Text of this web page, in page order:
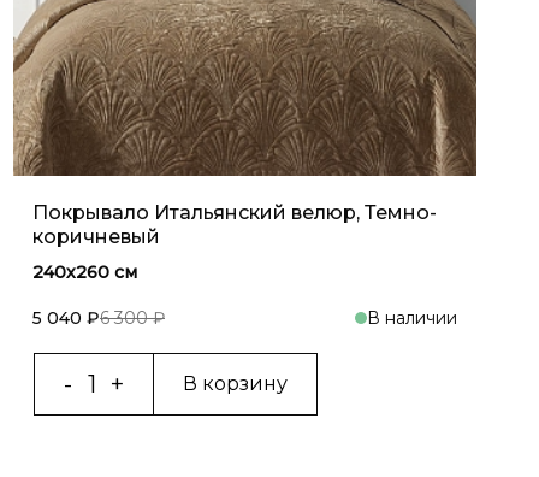
Покрывало Итальянский велюр, Темно-
коричневый
240х260 см
5 040 ₽6 300 ₽ В наличии
В корзину